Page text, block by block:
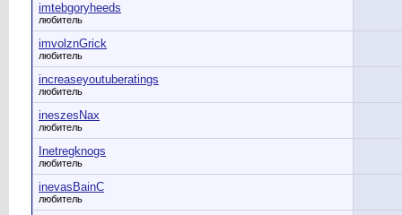
imtebgoryheeds
любитель
imvolznGrick
любитель
increaseyoutuberatings
любитель
ineszesNax
любитель
Inetregknogs
любитель
inevasBainC
любитель